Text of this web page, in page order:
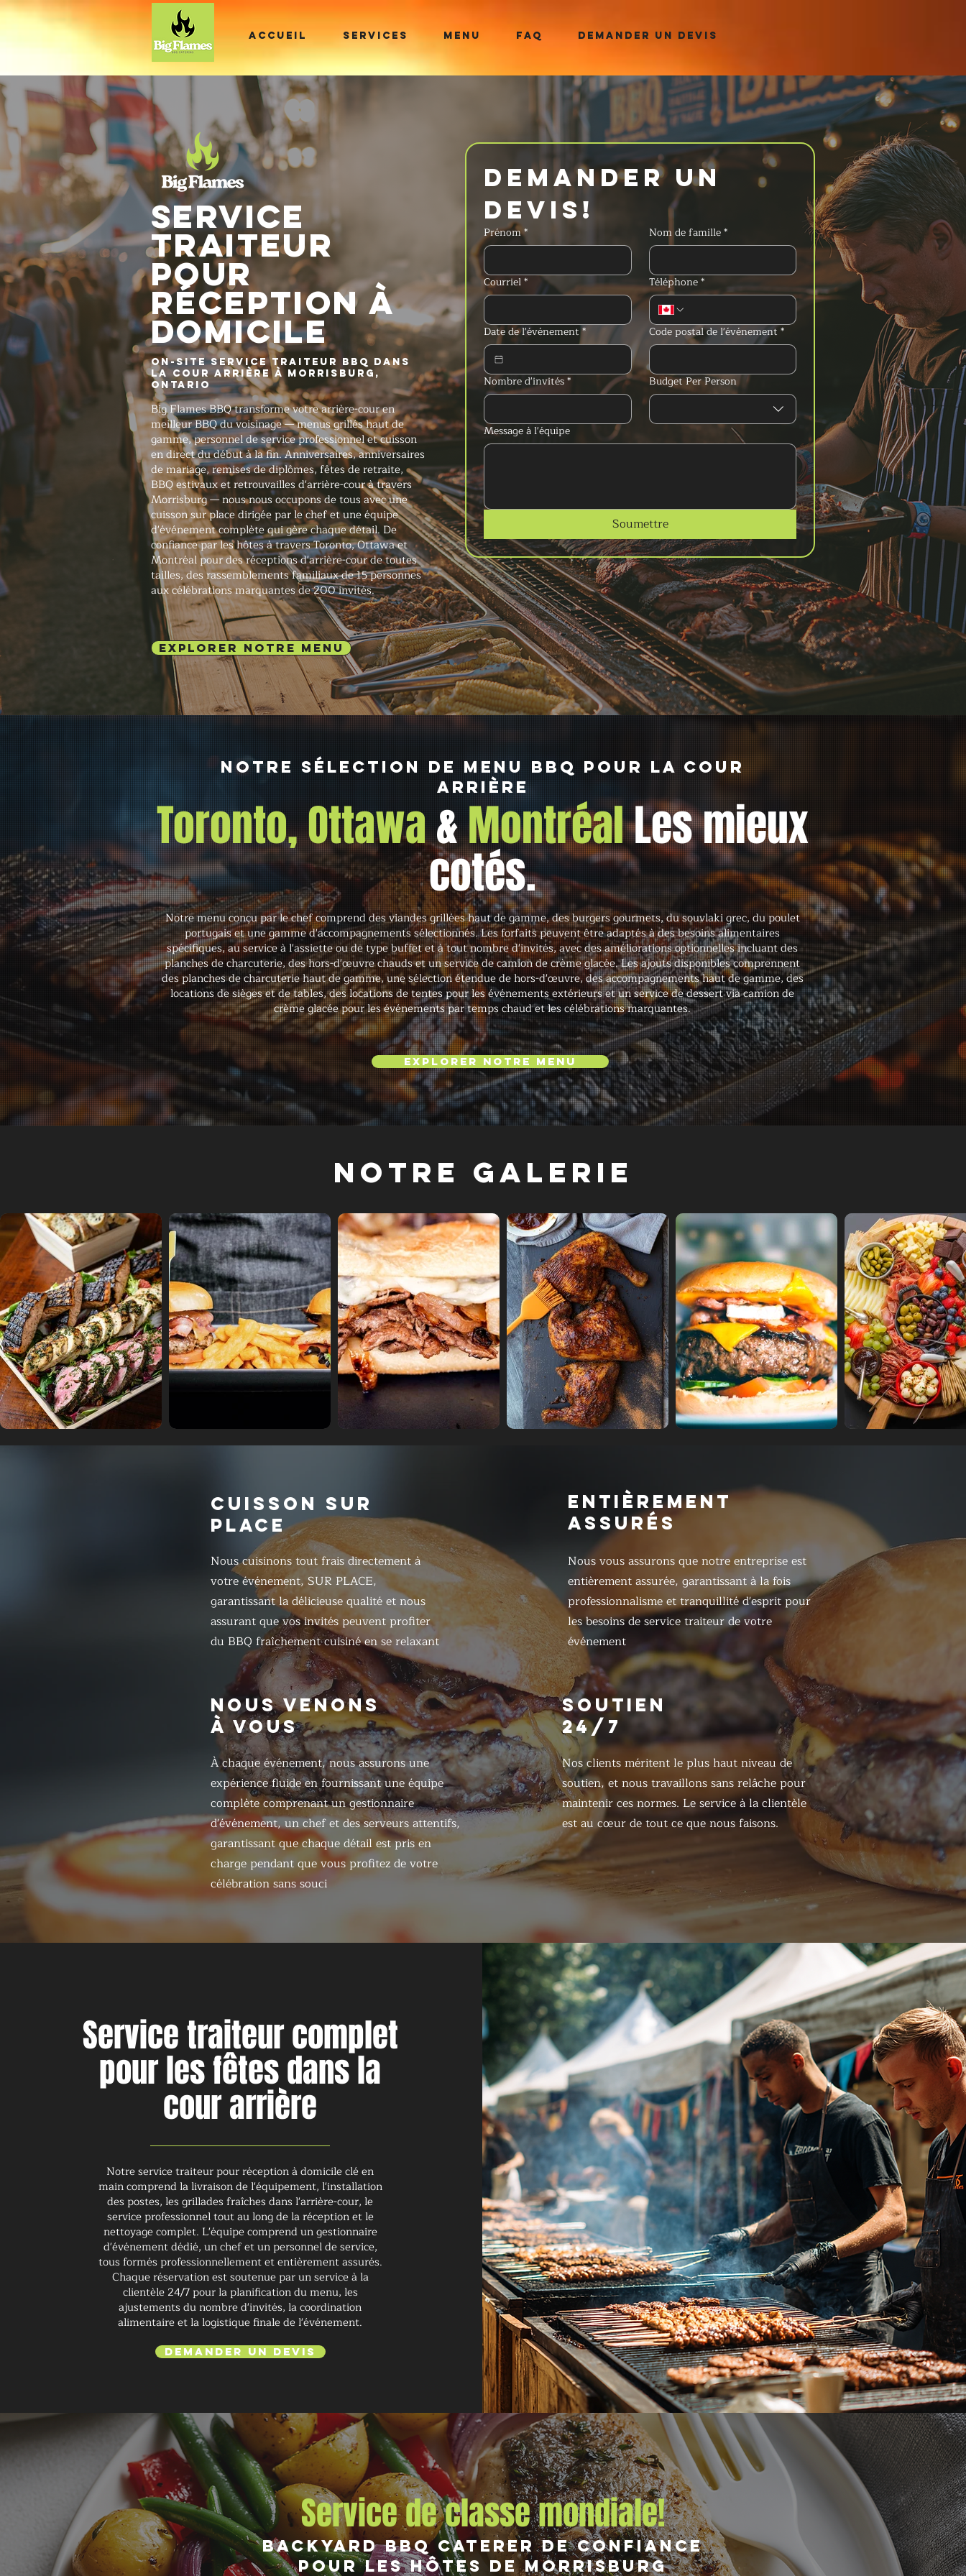
ACCUEIL SERVICES MENU FAQ DEMANDER UN DEVIS
Service
traiteur
pour
réception à
domicile
On-Site Service traiteur BBQ dans
la cour arrière à Morrisburg,
Ontario
Big Flames BBQ transforme votre arrière-cour en
meilleur BBQ du voisinage — menus grillés haut de
gamme, personnel de service professionnel et cuisson
en direct du début à la fin. Anniversaires, anniversaires
de mariage, remises de diplômes, fêtes de retraite,
BBQ estivaux et retrouvailles d'arrière-cour à travers
Morrisburg — nous nous occupons de tous avec une
cuisson sur place dirigée par le chef et une équipe
d'événement complète qui gère chaque détail. De
confiance par les hôtes à travers Toronto, Ottawa et
Montréal pour des réceptions d'arrière-cour de toutes
tailles, des rassemblements familiaux de 15 personnes
aux célébrations marquantes de 200 invités.
Demander un
devis!
Prénom* Nom de famille*
Courriel* Téléphone*
Date de l'événement * Code postal de l'événement *
Nombre d'invités* Budget Per Person
Message à l'équipe
Soumettre
EXPLORER NOTRE MENU
Notre sélection de menu BBQ pour la cour
arrière
Toronto, Ottawa&MontréalLes mieux
cotés.
Notre menu conçu par le chef comprend des viandes grillées haut de gamme, des burgers gourmets, du souvlaki grec, du poulet
portugais et une gamme d'accompagnements sélectionnés. Les forfaits peuvent être adaptés à des besoins alimentaires
spécifiques, au service à l'assiette ou de type buffet et à tout nombre d'invités, avec des améliorations optionnelles incluant des
planches de charcuterie, des hors-d'œuvre chauds et un service de camion de crème glacée. Les ajouts disponibles comprennent
des planches de charcuterie haut de gamme, une sélection étendue de hors-d'œuvre, des accompagnements haut de gamme, des
locations de sièges et de tables, des locations de tentes pour les événements extérieurs et un service de dessert via camion de
crème glacée pour les événements par temps chaud et les célébrations marquantes.
Explorer notre menu
Notre galerie
CUISSON SUR
PLACE
Nous cuisinons tout frais directement à
votre événement, SUR PLACE,
garantissant la délicieuse qualité et nous
assurant que vos invités peuvent profiter
du BBQ fraîchement cuisiné en se relaxant
ENTIÈREMENT
ASSURÉS
Nous vous assurons que notre entreprise est
entièrement assurée, garantissant à la fois
professionnalisme et tranquillité d'esprit pour
les besoins de service traiteur de votre
événement
NOUS VENONS
À VOUS
À chaque événement, nous assurons une
expérience fluide en fournissant une équipe
complète comprenant un gestionnaire
d'événement, un chef et des serveurs attentifs,
garantissant que chaque détail est pris en
charge pendant que vous profitez de votre
célébration sans souci
SOUTIEN
24/7
Nos clients méritent le plus haut niveau de
soutien, et nous travaillons sans relâche pour
maintenir ces normes. Le service à la clientèle
est au cœur de tout ce que nous faisons.
Service traiteur complet
pour les fêtes dans la
cour arrière
Notre service traiteur pour réception à domicile clé en
main comprend la livraison de l'équipement, l'installation
des postes, les grillades fraîches dans l'arrière-cour, le
service professionnel tout au long de la réception et le
nettoyage complet. L'équipe comprend un gestionnaire
d'événement dédié, un chef et un personnel de service,
tous formés professionnellement et entièrement assurés.
Chaque réservation est soutenue par un service à la
clientèle 24/7 pour la planification du menu, les
ajustements du nombre d'invités, la coordination
alimentaire et la logistique finale de l'événement.
Demander un devis
Service de classe mondiale!
Backyard BBQ Caterer de confiance
pour les hôtes de Morrisburg